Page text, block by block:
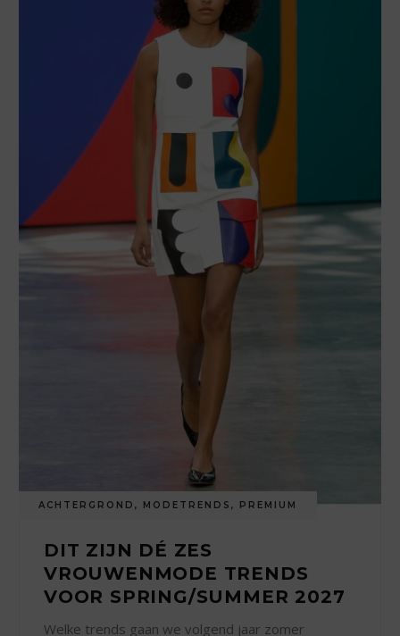
ACHTERGROND, MODETRENDS, PREMIUM
DIT ZIJN DÉ ZES
VROUWENMODE TRENDS
VOOR SPRING/SUMMER 2027
Welke trends gaan we volgend jaar zomer